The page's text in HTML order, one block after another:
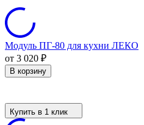
Модуль ПГ-80 для кухни ЛЕКО
от 3 020 ₽
В корзину
Купить в 1 клик